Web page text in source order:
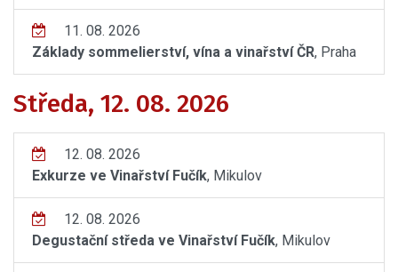
11. 08. 2026
Základy sommelierství, vína a vinařství ČR, Praha
Středa, 12. 08. 2026
12. 08. 2026
Exkurze ve Vinařství Fučík, Mikulov
12. 08. 2026
Degustační středa ve Vinařství Fučík, Mikulov